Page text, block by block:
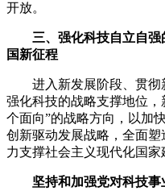
开放。
三、强化科技自立自
国新征程
进入新发展阶段、贯
强化科技的战略支撑地位
个面向”的战略方向，以加
创新驱动发展战略，全面
力支撑社会主义现代化国家
坚持和加强党对科技事